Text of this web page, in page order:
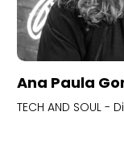
Ana Paula
TECH AND SOUL